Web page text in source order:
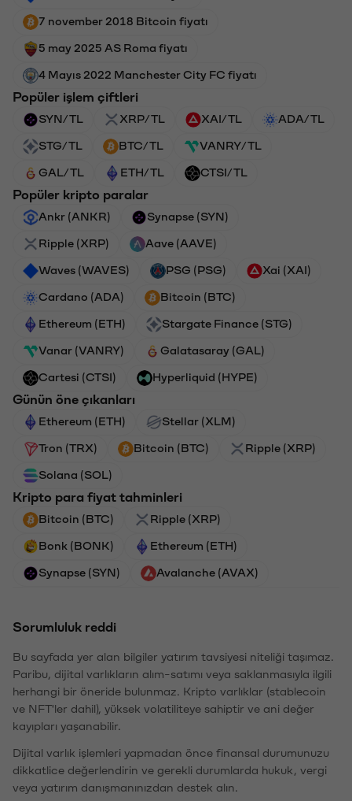
7 november 2018 Bitcoin fiyatı
5 may 2025 AS Roma fiyatı
4 Mayıs 2022 Manchester City FC fiyatı
Popüler işlem çiftleri
SYN/TL XRP/TL XAI/TL ADA/TL
STG/TL BTC/TL VANRY/TL
GAL/TL ETH/TL CTSI/TL
Popüler kripto paralar
Ankr (ANKR) Synapse (SYN)
Ripple (XRP) Aave (AAVE)
Waves (WAVES) PSG (PSG) Xai (XAI)
Cardano (ADA) Bitcoin (BTC)
Ethereum (ETH) Stargate Finance (STG)
Vanar (VANRY) Galatasaray (GAL)
Cartesi (CTSI) Hyperliquid (HYPE)
Günün öne çıkanları
Ethereum (ETH) Stellar (XLM)
Tron (TRX) Bitcoin (BTC) Ripple (XRP)
Solana (SOL)
Kripto para fiyat tahminleri
Bitcoin (BTC) Ripple (XRP)
Bonk (BONK) Ethereum (ETH)
Synapse (SYN) Avalanche (AVAX)
Sorumluluk reddi
Bu sayfada yer alan bilgiler yatırım tavsiyesi niteliği taşımaz.
Paribu, dijital varlıkların alım-satımı veya saklanmasıyla ilgili
herhangi bir öneride bulunmaz. Kripto varlıklar (stablecoin
ve NFT'ler dahil), yüksek volatiliteye sahiptir ve ani değer
kayıpları yaşanabilir.
Dijital varlık işlemleri yapmadan önce finansal durumunuzu
dikkatlice değerlendirin ve gerekli durumlarda hukuk, vergi
veya yatırım danışmanınızdan destek alın.